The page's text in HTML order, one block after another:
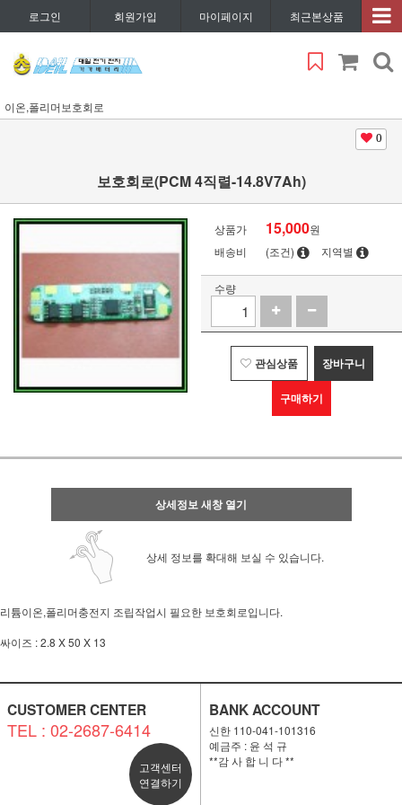
로그인 회원가입 마이페이지 최근본상품
이온,폴리머보호회로
0
보호회로(PCM 4직렬-14.8V7Ah)
상품가 15,000원
배송비
(조건) 지역별
수량
관심상품 장바구니
구매하기
상세정보 새창 열기
상세 정보를 확대해 보실 수 있습니다.
리튬이온,폴리머충전지 조립작업시 필요한 보호회로입니다.
싸이즈 : 2.8 X 50 X 13
CUSTOMER CENTER
TEL : 02-2687-6414
고객센터
연결하기
BANK ACCOUNT
신한 110-041-101316
예금주 : 윤 석 규
**감 사 합 니 다 **